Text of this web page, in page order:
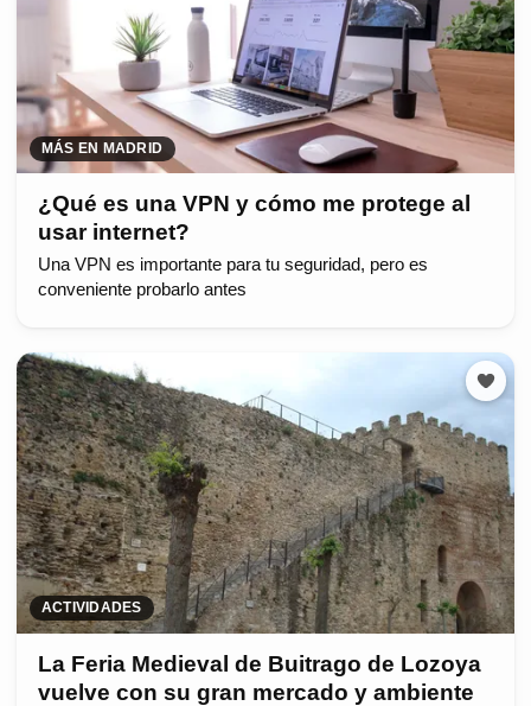
MÁS EN MADRID
¿Qué es una VPN y cómo me protege al
usar internet?
Una VPN es importante para tu seguridad, pero es
conveniente probarlo antes
ACTIVIDADES
La Feria Medieval de Buitrago de Lozoya
vuelve con su gran mercado y ambiente